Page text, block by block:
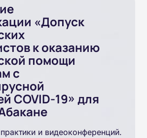
«Допуск
к оказанию
помощи
с
COVID-19» для
и видеоконференций.